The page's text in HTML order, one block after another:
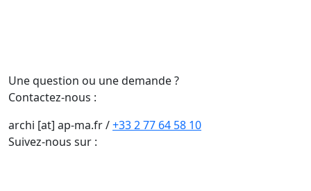
Une question ou une demande ?
Contactez-nous :
archi [at] ap-ma.fr/+33 2 77 64 58 10
Suivez-nous sur :